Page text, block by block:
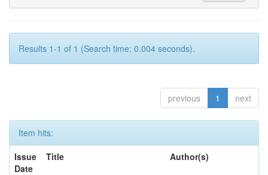
Results 1-1 of 1 (Search time: 0.004 seconds).
previous 1 next
Item hits:
Issue
Date
Title Author(s)